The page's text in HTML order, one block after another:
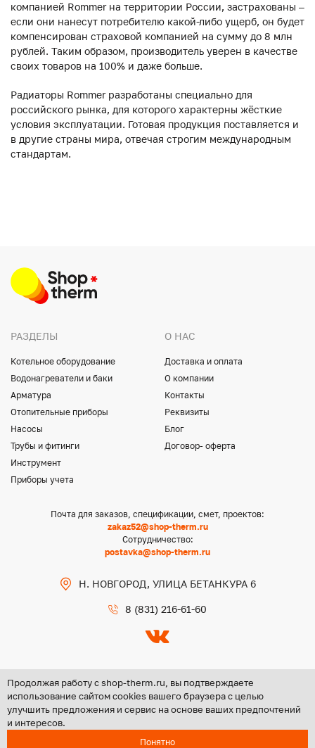
компанией Rommer на территории России, застрахованы –
если они нанесут потребителю какой-либо ущерб, он будет
компенсирован страховой компанией на сумму до 8 млн
рублей. Таким образом, производитель уверен в качестве
своих товаров на 100% и даже больше.
Радиаторы Rommer разработаны специально для
российского рынка, для которого характерны жёсткие
условия эксплуатации. Готовая продукция поставляется и
в другие страны мира, отвечая строгим международным
стандартам.
РАЗДЕЛЫ
Котельное оборудование
Водонагреватели и баки
Арматура
Отопительные приборы
Насосы
Трубы и фитинги
Инструмент
Приборы учета
О НАС
Доставка и оплата
О компании
Контакты
Реквизиты
Блог
Договор- оферта
Почта для заказов, спецификации, смет, проектов:
zakaz52@shop-therm.ru
Сотрудничество:
postavka@shop-therm.ru
Н. НОВГОРОД, УЛИЦА БЕТАНКУРА 6
8 (831) 216-61-60
Copyright @ 2026 ООО «ЦЕНТР ГРУПП НН»
Политика конфиденциальности
Продолжая работу с shop-therm.ru, вы подтверждаете
использование сайтом cookies вашего браузера с целью
улучшить предложения и сервис на основе ваших предпочтений
и интересов.
Понятно